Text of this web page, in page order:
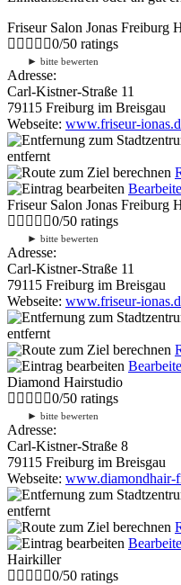
Friseur Salon Jonas Freiburg
0/50 ratings
► bitte bewerten
Adresse:
Carl-Kistner-Straße 11
79115 Freiburg im Breisgau
Webseite: www.friseur-
entfernt
Friseur Salon Jonas Freiburg
0/50 ratings
► bitte bewerten
Adresse:
Carl-Kistner-Straße 11
79115 Freiburg im Breisgau
Webseite: www.friseur-
entfernt
Diamond Hairstudio
0/50 ratings
► bitte bewerten
Adresse:
Carl-Kistner-Straße 8
79115 Freiburg im Breisgau
Webseite: www.diamondhair-
entfernt
Hairkiller
0/50 ratings